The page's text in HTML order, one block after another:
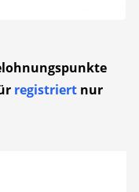
registriert nur